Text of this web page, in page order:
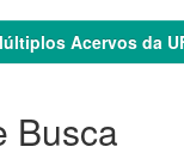
Acervos da
Busca